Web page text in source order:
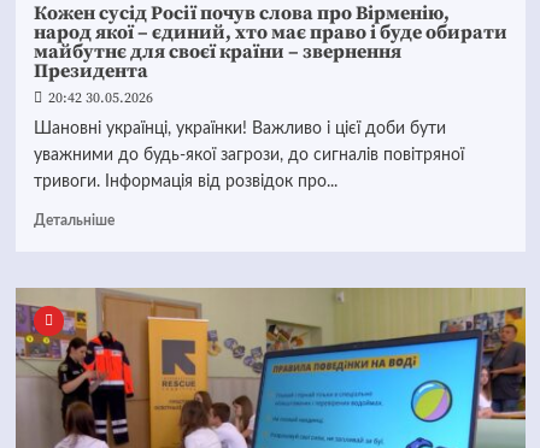
Кожен сусід Росії почув слова про Вірменію,
народ якої – єдиний, хто має право і буде обирати
майбутнє для своєї країни – звернення
Президента
20:42 30.05.2026
Шановні українці, українки! Важливо і цієї доби бути
уважними до будь-якої загрози, до сигналів повітряної
тривоги. Інформація від розвідок про...
Детальніше